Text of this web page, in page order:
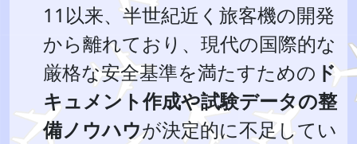
11以来、半世紀近く旅客機の開発
から離れており、現代の国際的な
厳格な安全基準を満たすための ド
キュメント作成や試験データの整
備ノウハウが決定的に不足してい